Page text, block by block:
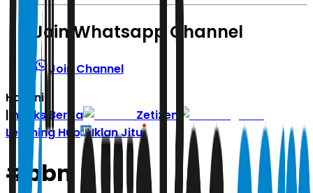
Join Whatsapp Channel
Join Channel
Hari ini
| Indeks Berita
Zetizen
Learning Hub
Iklan Jitu
# bbn